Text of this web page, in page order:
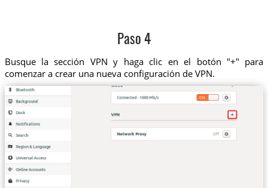
Paso 4
Busque la sección VPN y haga clic en el botón "+" para
comenzar a crear una nueva configuración de VPN.